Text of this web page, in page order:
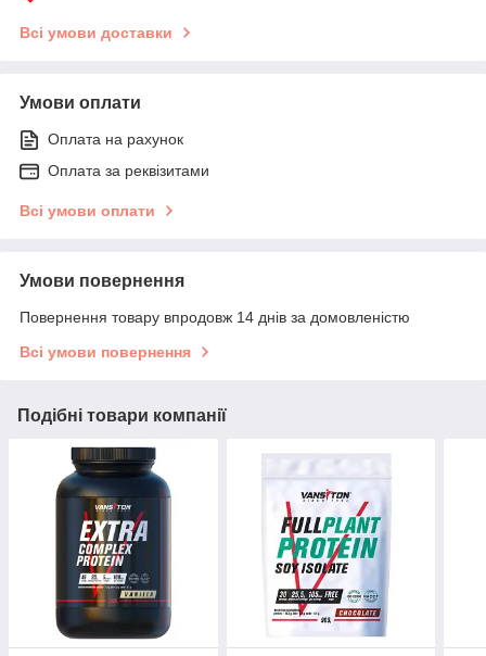
Всі умови доставки
Умови оплати
Оплата на рахунок
Оплата за реквізитами
Всі умови оплати
Умови повернення
Повернення товару впродовж 14 днів за домовленістю
Всі умови повернення
Подібні товари компанії